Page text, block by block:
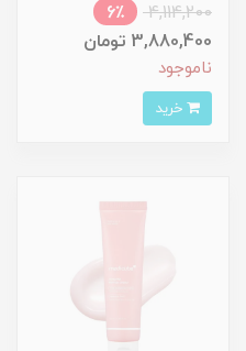
4,114,200
6٪
3,880,400 تومان
ناموجود